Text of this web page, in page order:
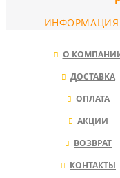
ИНФОРМАЦИЯ
О
ДОСТАВКА
ОПЛАТА
АКЦИИ
ВОЗВРАТ
КОНТАКТЫ